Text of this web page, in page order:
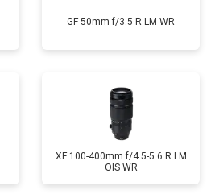
GF 50mm f/3.5 R LM WR
XF 100-400mm f/4.5-5.6 R LM
OIS WR